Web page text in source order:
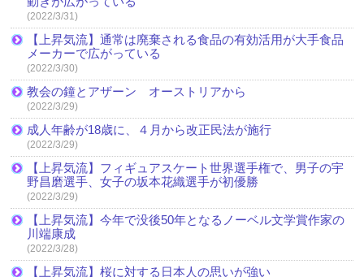
(2022/3/31)
【上昇気流】通常は廃棄される食品の有効活用が大手食品
メーカーで広がっている
(2022/3/30)
教会の鐘とアザーン オーストリアから
(2022/3/29)
成人年齢が18歳に、４月から改正民法が施行
(2022/3/29)
【上昇気流】フィギュアスケート世界選手権で、男子の宇
野昌磨選手、女子の坂本花織選手が初優勝
(2022/3/29)
【上昇気流】今年で没後50年となるノーベル文学賞作家の
川端康成
(2022/3/28)
【上昇気流】桜に対する日本人の思いが強い